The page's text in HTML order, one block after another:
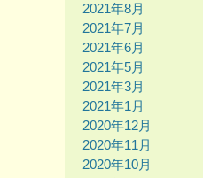
2021年8月
2021年7月
2021年6月
2021年5月
2021年3月
2021年1月
2020年12月
2020年11月
2020年10月